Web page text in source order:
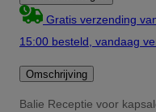
Gratis verzending
15:00 besteld, vandaag
Omschrijving
Balie Receptie voor